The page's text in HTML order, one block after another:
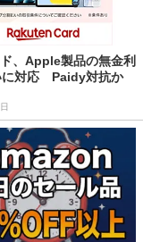
、Apple製品の無金利
に対応 Paidy対抗か